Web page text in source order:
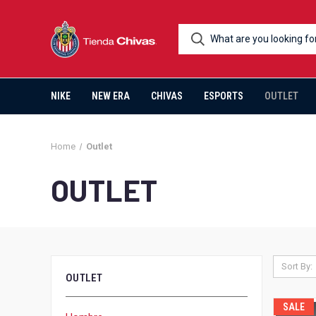
NIKE NEW ERA CHIVAS ESPORTS OUTLET
Home Outlet
OUTLET
OUTLET
Sort By:
SALE